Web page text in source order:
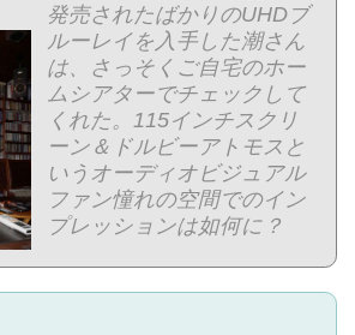
発売されたばかりのUHDブ
ルーレイを入手した潮さん
は、さっそくご自宅のホー
ムシアターでチェックして
くれた。115インチスクリ
ーン＆ドルビーアトモスと
いうオーディオビジュアル
ファン憧れの空間でのイン
プレッションは如何に？